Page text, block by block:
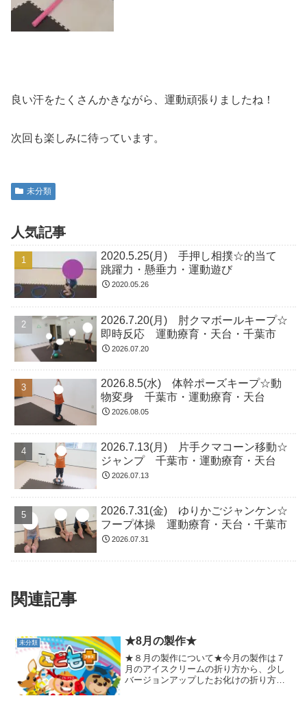
良い汗をたくさんかきながら、運動頑張りましたね！
次回も楽しみに待っています。
未分類
人気記事
2020.5.25(月) 手押し相撲☆的当て
跳躍力・懸垂力・運動遊び
2020.05.26
2026.7.20(月) 肘クマボールキープ☆
即時反応 運動療育・天台・千葉市
2026.07.20
2026.8.5(水) 体幹ポーズキープ☆動
物変身 千葉市・運動療育・天台
2026.08.05
2026.7.13(月) 片手クマコーン移動☆
ジャンプ 千葉市・運動療育・天台
2026.07.13
2026.7.31(金) ゆりかごジャンケン☆
フープ体操 運動療育・天台・千葉市
2026.07.31
関連記事
未分類 ★8月の製作★
★８月の製作について★今月の製作は７
月のアイスクリームの折り方から、少し
バージョンアップしたお化けの折り方で